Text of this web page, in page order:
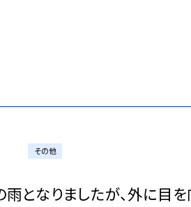
その他
雨となりましたが、外に目